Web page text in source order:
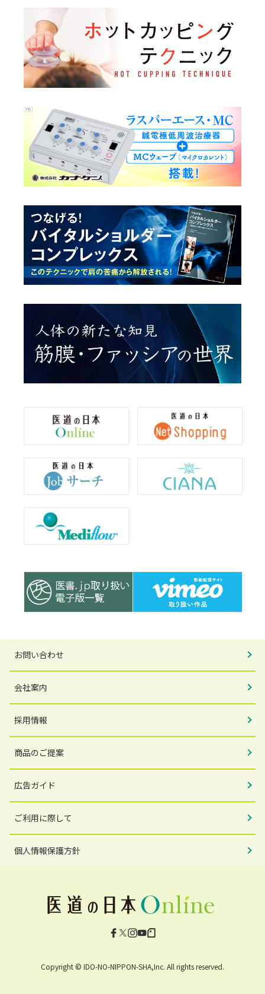
お問い合わせ
会社案内
採用情報
商品のご提案
広告ガイド
ご利用に際して
個人情報保護方針
Facebook
X Instagram
YouTube
Copyright © IDO-NO-NIPPON-SHA,Inc. All rights reserved.